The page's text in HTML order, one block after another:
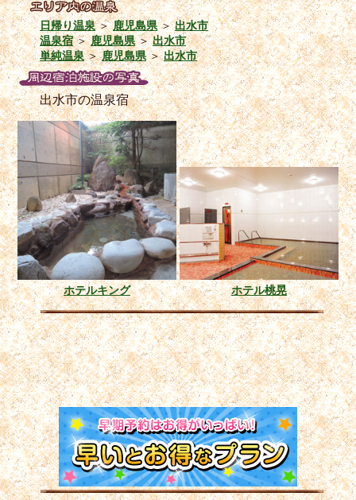
日帰り温泉＞鹿児島県＞出水市
温泉宿＞鹿児島県＞出水市
単純温泉＞鹿児島県＞出水市
出水市の温泉宿
ホテルキング ホテル桃晃